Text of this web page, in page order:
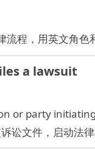
流程，用英文角色
a lawsuit
or party
讼文件，启动法律